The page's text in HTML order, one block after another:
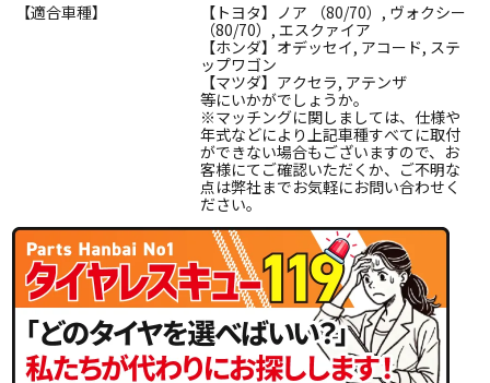
【適合車種】
【トヨタ】ノア （80/70）, ヴォクシー
（80/70）, エスクァイア
【ホンダ】オデッセイ, アコード, ステ
ップワゴン
【マツダ】アクセラ, アテンザ
等にいかがでしょうか。
※マッチングに関しましては、仕様や
年式などにより上記車種すべてに取付
ができない場合もございますので、お
客様にてご確認いただくか、ご不明な
点は弊社までお気軽にお問い合わせく
ださい。